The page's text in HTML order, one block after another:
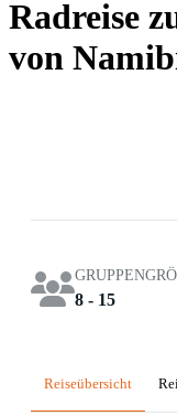
Radreise
von
8 - 15
Reiseübersicht